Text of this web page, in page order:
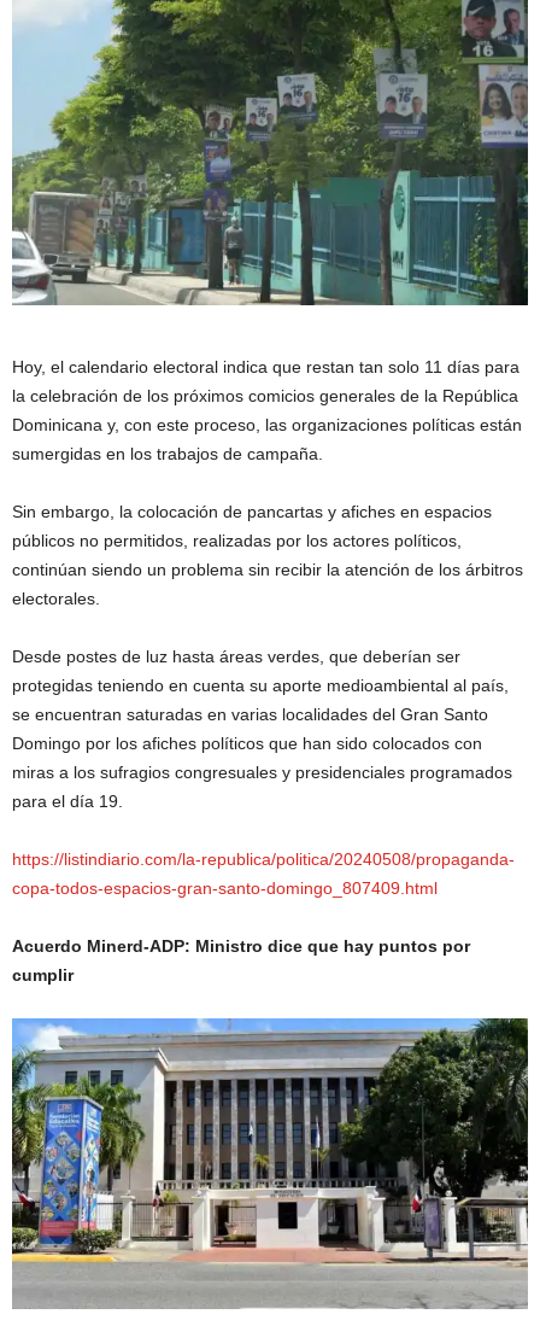
Hoy, el calendario electoral indica que restan tan solo 11 días para
la celebración de los próximos comicios generales de la República
Dominicana y, con este proceso, las organizaciones políticas están
sumergidas en los trabajos de campaña.
Sin embargo, la colocación de pancartas y afiches en espacios
públicos no permitidos, realizadas por los actores políticos,
continúan siendo un problema sin recibir la atención de los árbitros
electorales.
Desde postes de luz hasta áreas verdes, que deberían ser
protegidas teniendo en cuenta su aporte medioambiental al país,
se encuentran saturadas en varias localidades del Gran Santo
Domingo por los afiches políticos que han sido colocados con
miras a los sufragios congresuales y presidenciales programados
para el día 19.
https://listindiario.com/la-republica/politica/20240508/propaganda-
copa-todos-espacios-gran-santo-domingo_807409.html
Acuerdo Minerd-ADP: Ministro dice que hay puntos por
cumplir